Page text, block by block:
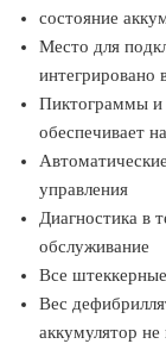
состояние
Место для
интегрировано
Пиктограммы и
обеспечивает
управления
Диагностика в
обслуживание
Все
Вес
аккумулятор